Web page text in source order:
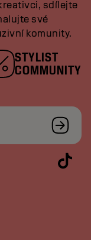
sdílejte
své
komunity.
STYLIST
COMMUNITY